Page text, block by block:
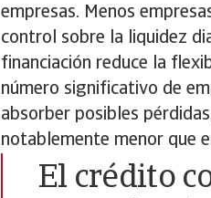
empresas. Menos
control sobre la liquidez
financiación reduce la
número significativo de
absorber posibles
notablemente menor que
El crédito